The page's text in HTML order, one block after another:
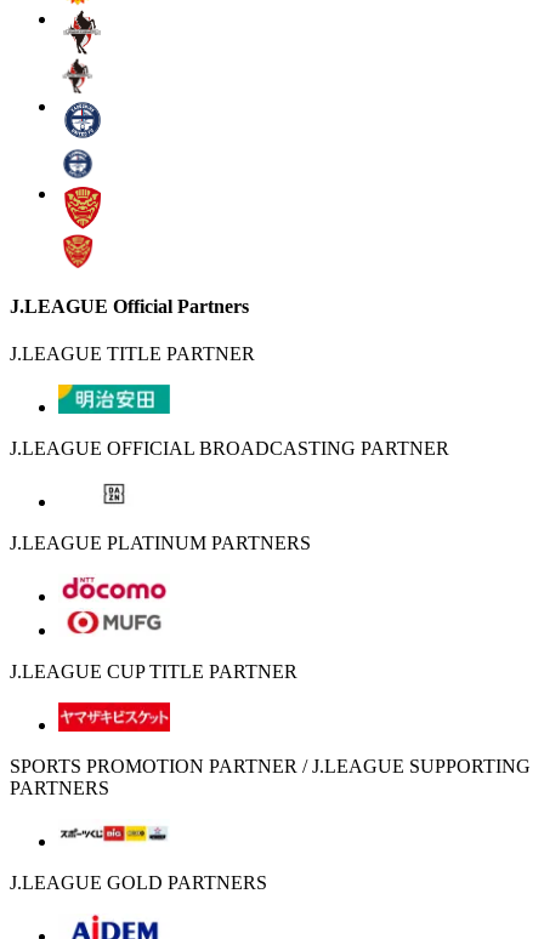
J.LEAGUE Official Partners
J.LEAGUE TITLE PARTNER
J.LEAGUE OFFICIAL BROADCASTING PARTNER
J.LEAGUE PLATINUM PARTNERS
J.LEAGUE CUP TITLE PARTNER
SPORTS PROMOTION PARTNER / J.LEAGUE SUPPORTING
PARTNERS
J.LEAGUE GOLD PARTNERS